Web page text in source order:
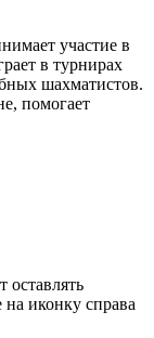
участие в
в турнирах
шахматистов.
помогает
оставлять
иконку справа